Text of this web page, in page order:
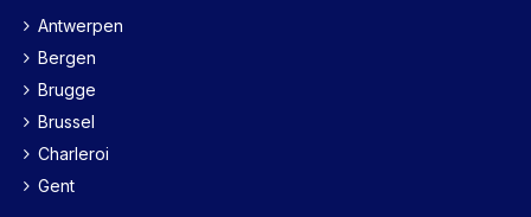
Antwerpen
Bergen
Brugge
Brussel
Charleroi
Gent